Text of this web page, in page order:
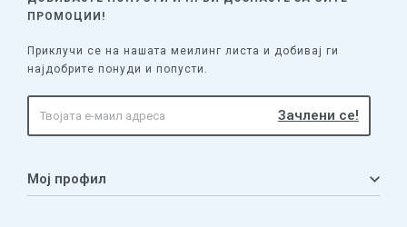
ПРОМОЦИИ!
Приклучи се на нашата меилинг листа и добивај ги
најдобрите понуди и попусти.
Мој профил